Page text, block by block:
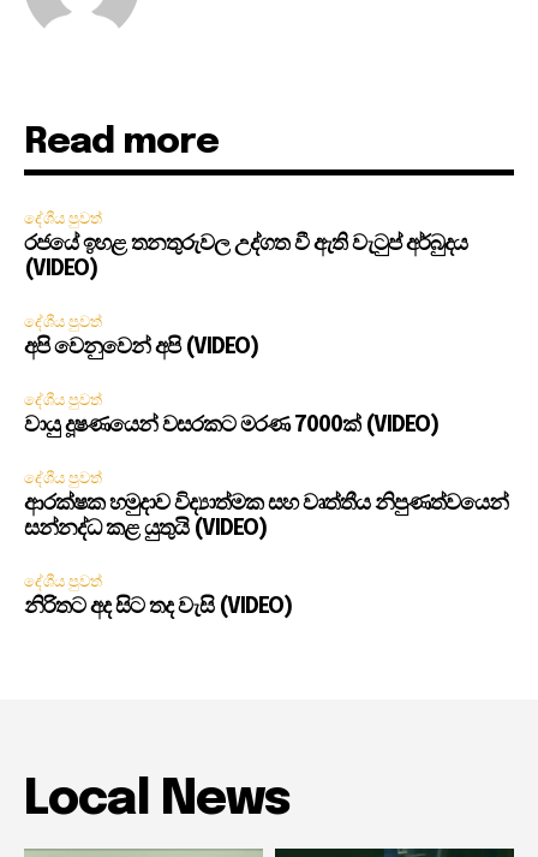
Read more
දේශීය පුවත්
රජයේ ඉහළ තනතුරුවල උද්ගත වී ඇති වැටුප් අර්බුදය
(VIDEO)
දේශීය පුවත්
අපි වෙනුවෙන් අපි (VIDEO)
දේශීය පුවත්
වායු දූෂණයෙන් වසරකට මරණ 7000ක් (VIDEO)
දේශීය පුවත්
ආරක්ෂක හමුදාව විද්‍යාත්මක සහ වෘත්තීය නිපුණත්වයෙන්
සන්නද්ධ කළ යුතුයි (VIDEO)
දේශීය පුවත්
නිරිතට අද සිට තද වැසි (VIDEO)
Local News